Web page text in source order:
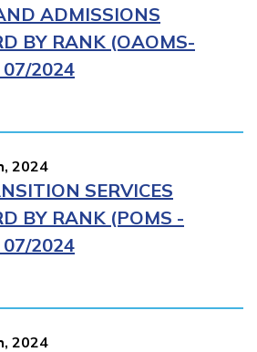
ADMISSIONS
BY RANK (OAOMS-
07/2024
2024
SERVICES
BY RANK (POMS -
07/2024
2024